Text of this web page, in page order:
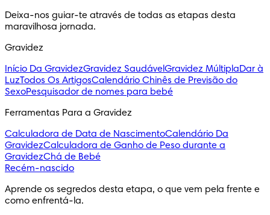
Deixa-nos guiar-te através de todas as etapas desta
maravilhosa jornada.
Gravidez
Início Da GravidezGravidez SaudávelGravidez MúltiplaDar à
LuzTodos Os ArtigosCalendário Chinês de Previsão do
SexoPesquisador de nomes para bebé
Ferramentas Para a Gravidez
Calculadora de Data de NascimentoCalendário Da
GravidezCalculadora de Ganho de Peso durante a
GravidezChá de Bebé
Recém-nascido
Aprende os segredos desta etapa, o que vem pela frente e
como enfrentá-la.